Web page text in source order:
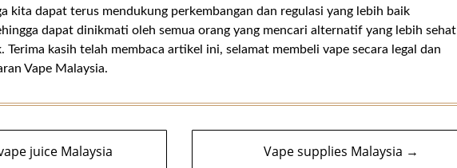
kita dapat terus mendukung perkembangan dan regulasi yang lebih baik
dapat dinikmati oleh semua orang yang mencari alternatif yang lebih sehat
Terima kasih telah membaca artikel ini, selamat membeli vape secara legal dan
Vape Malaysia.
juice Malaysia Vape supplies Malaysia →